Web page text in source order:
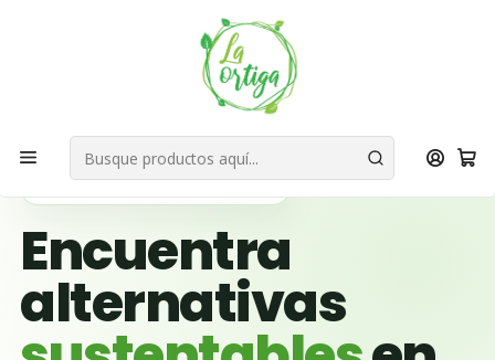
Bienvenid@s a quienes quieren un planeta más verde...
Nuestra Misión
Productos Cuidado Personal
Champú y Bálsamo
🌱 BUSCADOR VERDE DE CHILE
Encuentra
alternativas